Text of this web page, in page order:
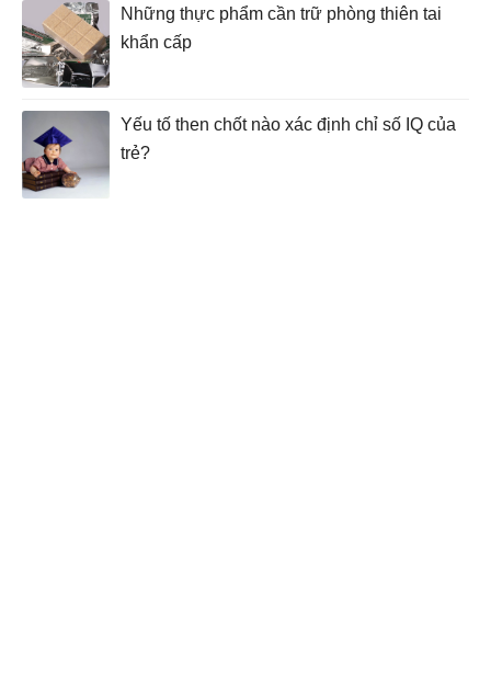
Những thực phẩm cần trữ phòng thiên tai
khẩn cấp
Yếu tố then chốt nào xác định chỉ số IQ của
trẻ?